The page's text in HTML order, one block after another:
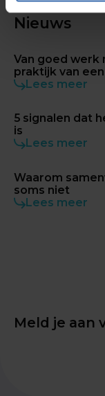
Nieuws
Van goed werk
praktijk van
Lees meer
5 signalen dat
is
Lees meer
Waarom
soms niet
Lees meer
Meld je aan